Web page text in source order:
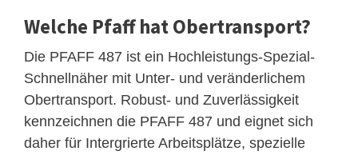
Welche Pfaff hat Obertransport?
Die PFAFF 487 ist ein Hochleistungs-Spezial-
Schnellnäher mit Unter- und veränderlichem
Obertransport. Robust- und Zuverlässigkeit
kennzeichnen die PFAFF 487 und eignet sich
daher für Intergrierte Arbeitsplätze, spezielle